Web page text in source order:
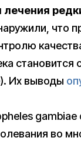
что
Их выводы
gambiae
во